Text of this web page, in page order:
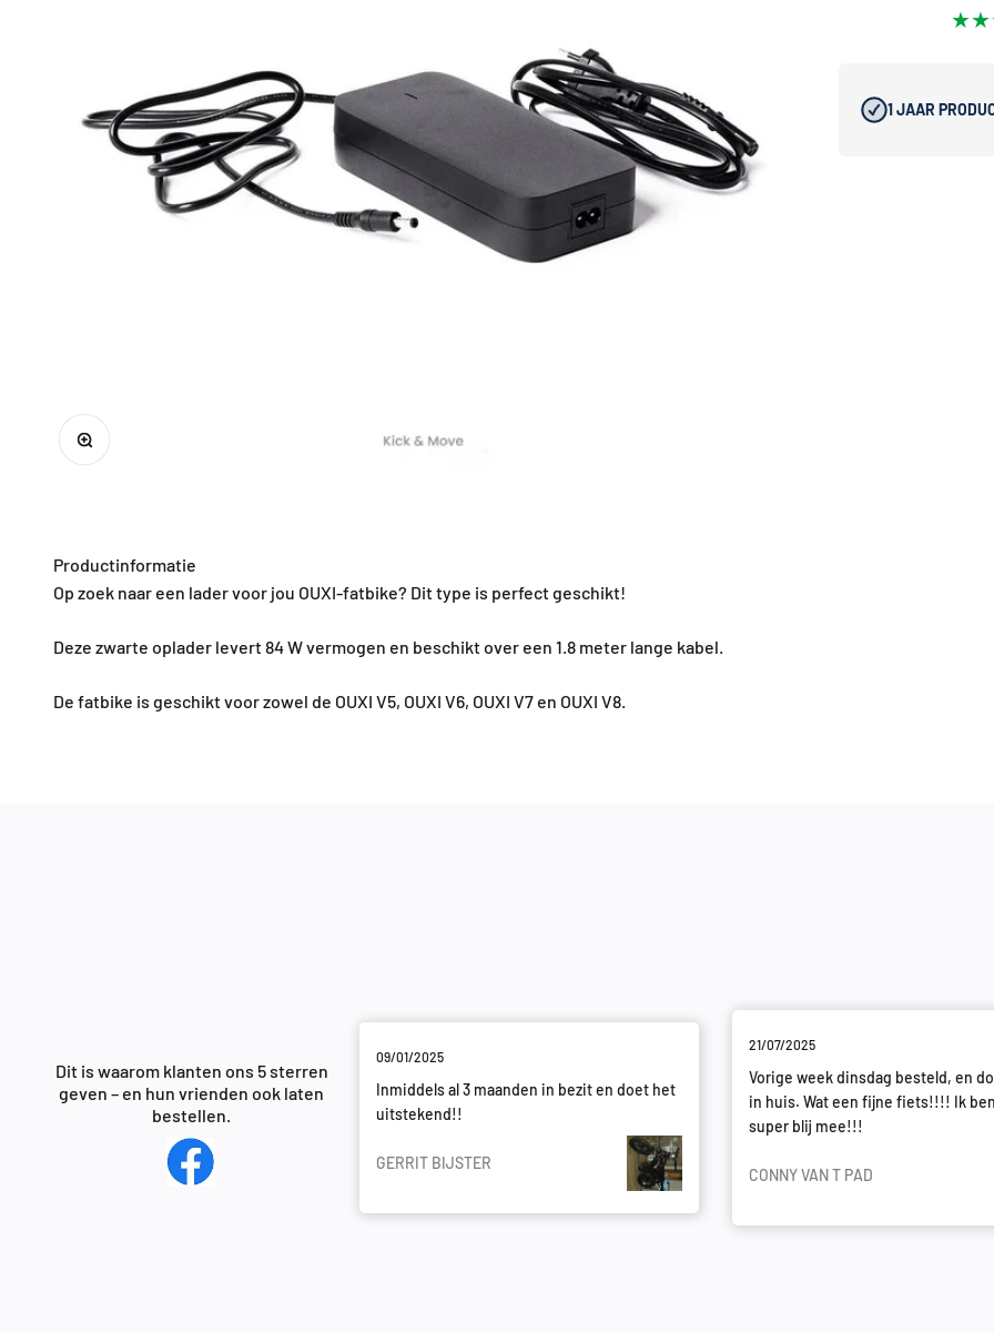
In-/uitzoomen
1 JAAR
Productinformatie
Op zoek naar een lader voor jou OUXI-fatbike? Dit type is perfect geschikt!
Deze zwarte oplader levert 84 W vermogen en beschikt over een 1.8 meter lange kabel.
De fatbike is geschikt voor zowel de OUXI V5, OUXI V6, OUXI V7 en OUXI V8.
Dit is waarom klanten ons 5 sterren
geven – en hun vrienden ook laten
bestellen.
2 besteld en ze doen het uitstekend!!
De negatieve reviews worden alleen maar
geplaatst door mensen die de fatbikes ZELF
kapot maken en vervolgens het bedrijf de
09/01/2025
Inmiddels al 3 maanden in bezit en doet het
uitstekend!!
GERRIT BIJSTER
21/07/2025
Vorige week dinsdag besteld, en
in huis. Wat een fijne fiets!!!! Ik
super blij mee!!!
CONNY VAN T PAD